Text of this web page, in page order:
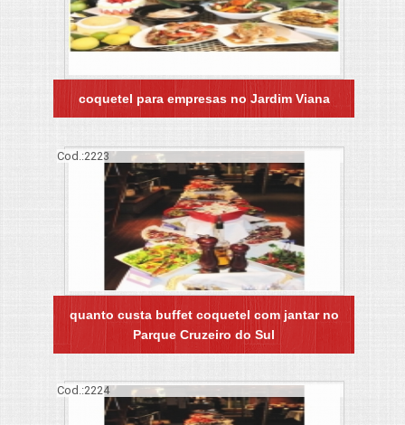
coquetel para empresas no Jardim Viana
Cod.:2223
quanto custa buffet coquetel com jantar no
Parque Cruzeiro do Sul
Cod.:2224